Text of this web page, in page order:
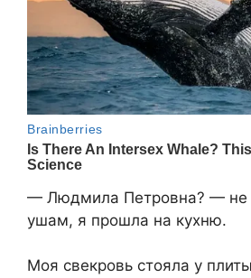
— Людмила Петровна? — не
ушам, я прошла на кухню.
Моя свекровь стояла у